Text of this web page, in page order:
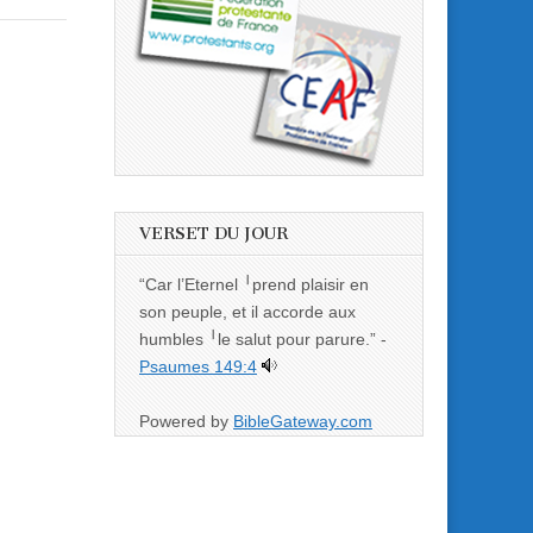
VERSET DU JOUR
“Car l’Eternel ╵prend plaisir en
son peuple, et il accorde aux
humbles ╵le salut pour parure.” -
Psaumes 149:4
Powered by BibleGateway.com